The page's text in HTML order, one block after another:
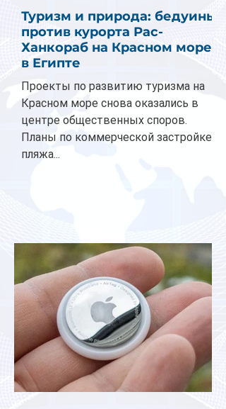
Туризм и природа: бедуины
против курорта Рас-
Ханкораб на Красном море
в Египте
Проекты по развитию туризма на
Красном море снова оказались в
центре общественных споров.
Планы по коммерческой застройке
пляжа...